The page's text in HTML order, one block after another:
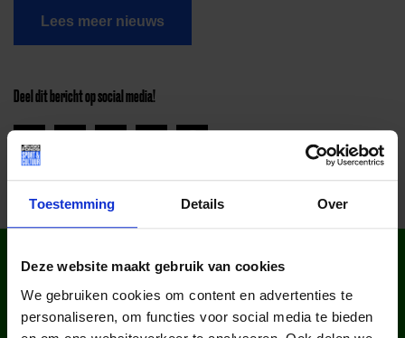
Toestemming Details Over
Deze website maakt gebruik van cookies
We gebruiken cookies om content en advertenties te
personaliseren, om functies voor social media te bieden
Lees meer nieuws
Deel dit bericht op social media!
WIST JE DAT IN
NEDERLAND?